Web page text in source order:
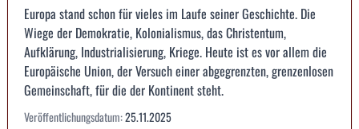
Europa stand schon für vieles im Laufe seiner Geschichte. Die
Wiege der Demokratie, Kolonialismus, das Christentum,
Aufklärung, Industrialisierung, Kriege. Heute ist es vor allem die
Europäische Union, der Versuch einer abgegrenzten, grenzenlosen
Gemeinschaft, für die der Kontinent steht.
Veröffentlichungsdatum:25.11.2025